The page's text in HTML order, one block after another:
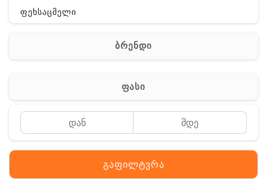
ფეხსაცმელი
აქსესუარები
Off-Road
ბრენდი
ფასი
გაფილტვრა